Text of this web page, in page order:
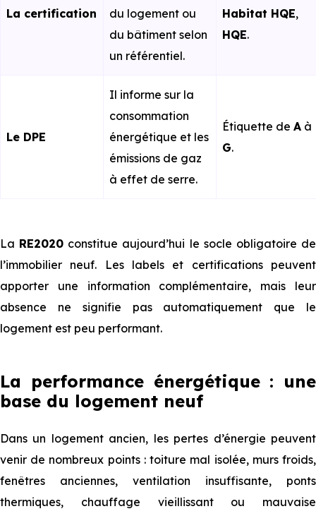
La certification
du logement ou
du bâtiment selon
un référentiel.
Habitat HQE,
HQE.
Le DPE
Il informe sur la
consommation
énergétique et les
émissions de gaz
à effet de serre.
Étiquette de A à
G.
La RE2020 constitue aujourd’hui le socle obligatoire de
l’immobilier neuf. Les labels et certifications peuvent
apporter une information complémentaire, mais leur
absence ne signifie pas automatiquement que le
logement est peu performant.
La performance énergétique : une
base du logement neuf
Dans un logement ancien, les pertes d’énergie peuvent
venir de nombreux points : toiture mal isolée, murs froids,
fenêtres anciennes, ventilation insuffisante, ponts
thermiques, chauffage vieillissant ou mauvaise